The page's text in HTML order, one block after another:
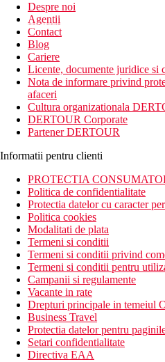
newsletter!
Despre noi
Agentii
Contact
Blog
Cariere
Licente, documente juridice si
Nota de informare privind
afaceri
Cultura organizationala
DERTOUR Corporate
Partener DERTOUR
Informatii pentru clienti
PROTECTIA
Politica de confidentialitate
Protectia datelor cu caracter
Politica cookies
Modalitati de plata
Termeni si conditii
Termeni si conditii privind
Termeni si conditii pentru
Campanii si regulamente
Vacante in rate
Drepturi principale in temeiul
Business Travel
Protectia datelor pentru
Setari confidentialitate
Directiva EAA